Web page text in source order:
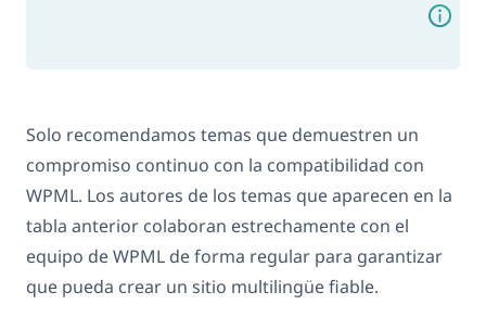
Solo recomendamos temas que demuestren un
compromiso continuo con la compatibilidad con
WPML. Los autores de los temas que aparecen en la
tabla anterior colaboran estrechamente con el
equipo de WPML de forma regular para garantizar
que pueda crear un sitio multilingüe fiable.